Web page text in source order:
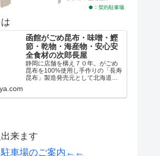
函館がごめ昆布・味噌・鰹
節・乾物・海産物・安心安
全食材の次郎長屋
静岡に店舗を構え７０年。がごめ
昆布を100%使用し手作りの「長寿
昆布」製造発売元として北海道の
とより、全国の乾物や美味しいも
来ます
車場のご案内←←